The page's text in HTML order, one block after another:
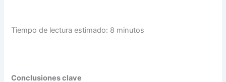
Tiempo de lectura estimado: 8 minutos
Conclusiones clave